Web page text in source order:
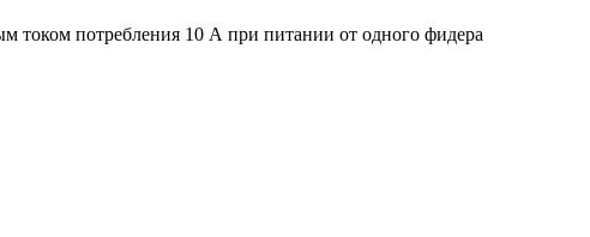
током потребления 10 А при питании от одного фидера